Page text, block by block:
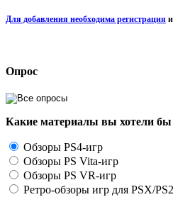
Для добавления необходима регистрация
Опрос
Какие материалы вы хотели бы
Обзоры PS4-игр
Обзоры PS Vita-игр
Обзоры PS VR-игр
Ретро-обзоры игр для PSX/PS2